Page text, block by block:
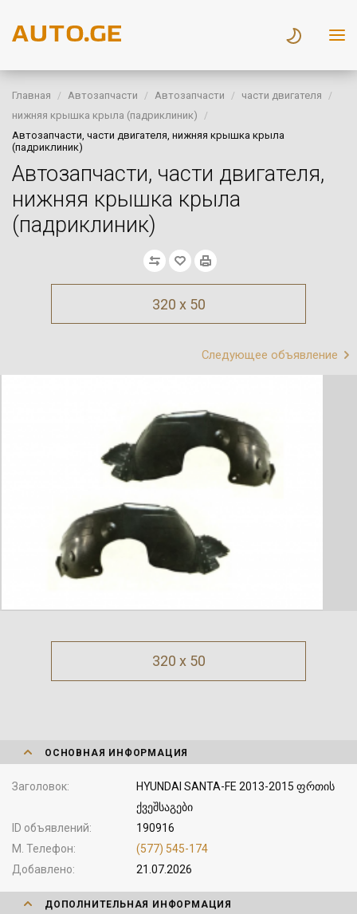
Главная Автозапчасти Автозапчасти
части двигателя
нижняя крышка крыла (падриклиник)
Автозапчасти, части двигателя, нижняя крышка крыла
(падриклиник)
Автозапчасти, части двигателя,
нижняя крышка крыла
(падриклиник)
320 x 50
Следующее объявление
320 x 50
ОСНОВНАЯ ИНФОРМАЦИЯ
Заголовок
HYUNDAI SANTA-FE 2013-2015 ფრთის
ქვეშსაგები
ID объявлений
190916
М. Телефон
(577) 545-174
Добавлено
21.07.2026
ДОПОЛНИТЕЛЬНАЯ ИНФОРМАЦИЯ